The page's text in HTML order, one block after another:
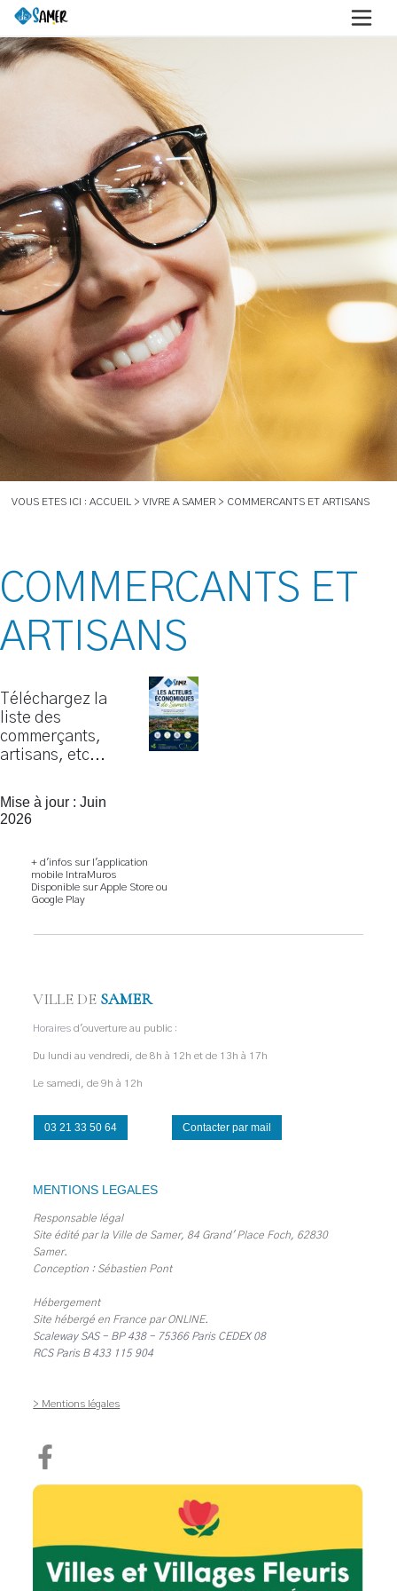
VOUS ETES ICI : ACCUEIL > VIVRE A SAMER > COMMERCANTS ET ARTISANS
COMMERCANTS ET
ARTISANS
Téléchargez la
liste des
commerçants,
artisans, etc...
Mise à jour : Juin
2026
+ d'infos sur l'application
mobile IntraMuros
Disponible sur Apple Store ou
Google Play
VILLE DE SAMER
Horaires d'ouverture au public :
Du lundi au vendredi, de 8h à 12h et de 13h à 17h
Le samedi, de 9h à 12h
03 21 33 50 64 Contacter par mail
MENTIONS LEGALES
Responsable légal
Site édité par la Ville de Samer, 84 Grand' Place Foch, 62830
Samer.
Conception : Sébastien Pont
Hébergement
Site hébergé en France parONLINE.
Scaleway SAS - BP 438 - 75366 Paris CEDEX 08
RCS Paris B 433 115 904
> Mentions légales